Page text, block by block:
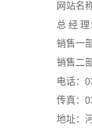
网站名
总 经
销售一
销售二
电话：
传真：
地址：